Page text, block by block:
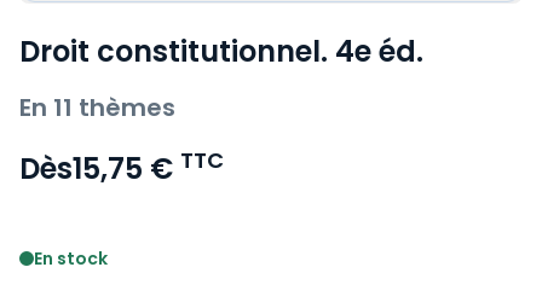
Droit constitutionnel. 4e éd.
En 11 thèmes
Dès15,75 € TTC
En stock